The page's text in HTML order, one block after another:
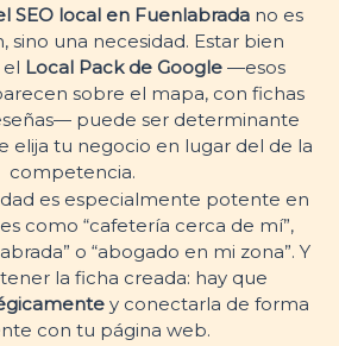
SEO local en Fuenlabradano es
sino una necesidad. Estar bien
Local Pack de Google—esos
sobre el mapa, con fichas
puede ser determinante
elija tu negocio en lugar del de la
competencia.
es especialmente potente en
como “cafetería cerca de mí”,
o “abogado en mi zona”. Y
la ficha creada: hay que
y conectarla de forma
con tu página web.